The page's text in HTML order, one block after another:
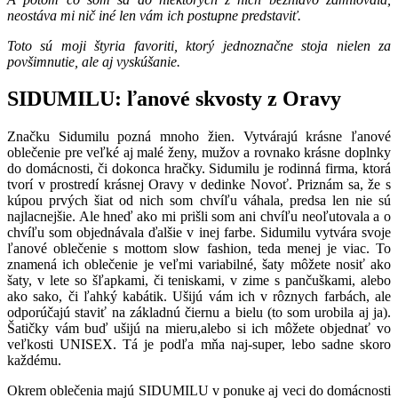
neostáva mi nič iné len vám ich postupne predstaviť.
Toto sú moji štyria favoriti, ktorý jednoznačne stoja nielen za
povšimnutie, ale aj vyskúšanie.
SIDUMILU: ľanové skvosty z Oravy
Značku Sidumilu pozná mnoho žien. Vytvárajú krásne ľanové
oblečenie pre veľké aj malé ženy, mužov a rovnako krásne doplnky
do domácnosti, či dokonca hračky. Sidumilu je rodinná firma, ktorá
tvorí v prostredí krásnej Oravy v dedinke Novoť. Priznám sa, že s
kúpou prvých šiat od nich som chvíľu váhala, predsa len nie sú
najlacnejšie. Ale hneď ako mi prišli som ani chvíľu neoľutovala a o
chvíľu som objednávala ďalšie v inej farbe. Sidumilu vytvára svoje
ľanové oblečenie s mottom slow fashion, teda menej je viac. To
znamená ich oblečenie je veľmi variabilné, šaty môžete nosiť ako
šaty, v lete so šľapkami, či teniskami, v zime s pančuškami, alebo
ako sako, či ľahký kabátik. Ušijú vám ich v rôznych farbách, ale
odporúčajú staviť na základnú čiernu a bielu (to som urobila aj ja).
Šatičky vám buď ušijú na mieru,alebo si ich môžete objednať vo
veľkosti UNISEX. Tá je podľa mňa naj-super, lebo sadne skoro
každému.
Okrem oblečenia majú SIDUMILU v ponuke aj veci do domácnosti